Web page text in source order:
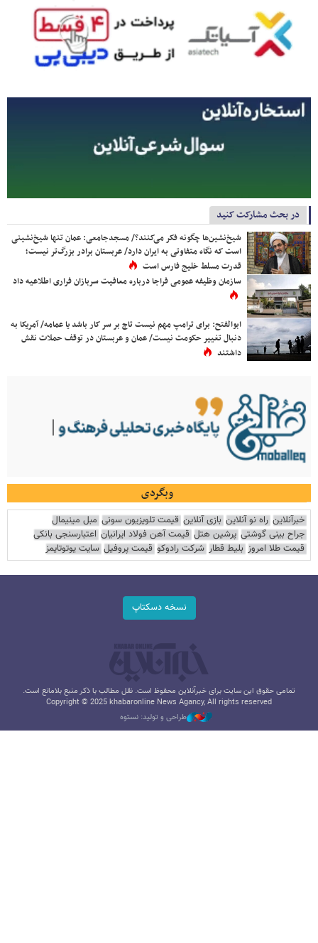
در بحث مشارکت کنید
شیخ‌نشین‌ها چگونه فکر می‌کنند؟/ مسجدجامعی: عمان تنها شیخ‌نشینی
است که نگاه متفاوتی به ایران دارد/ عربستان برادر بزرگ‌تر نیست؛
قدرت مسلط خلیج فارس است
سازمان وظیفه عمومی فراجا درباره معافیت سربازان فراری اطلاعیه داد
ابوالفتح: برای ترامپ مهم نیست تاج بر سر کار باشد یا عمامه/ آمریکا به
دنبال تغییر حکومت نیست/ عمان و عربستان در توقف حملات نقش
داشتند
وبگردی
خبرآنلاین راه نو آنلاین بازی آنلاین قیمت تلویزیون سونی مبل مینیمال
جراح بینی گوشتی پرشین هتل قیمت آهن فولاد ایرانیان اعتبارسنجی بانکی
قیمت طلا امروز بلیط قطار شرکت رادوکو قیمت پروفیل سایت یوتوتایمز
نسخه دسکتاپ
تمامی حقوق این سایت برای خبرآنلاین محفوظ است. نقل مطالب با ذکر منبع بلامانع است.
Copyright © 2025 khabaronline News Agancy, All rights reserved
طراحی و تولید: نستوه